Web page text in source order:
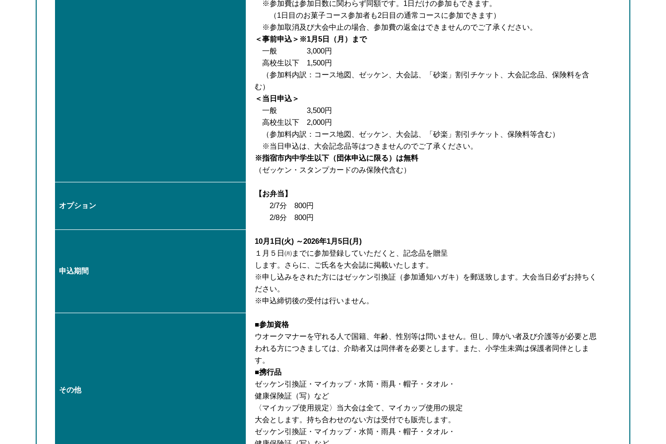
※参加費は参加日数に関わらず同額です。1日だけの参加もできます。
（1日目のお菓子コース参加者も2日目の通常コースに参加できます）
※参加取消及び大会中止の場合、参加費の返金はできませんのでご了承ください。
＜事前申込＞※1月5日（月）まで
一般 3,000円
高校生以下 1,500円
（参加料内訳：コース地図、ゼッケン、大会誌、「砂楽」割引チケット、大会記念品、保険料を含
む）
＜当日申込＞
一般 3,500円
高校生以下 2,000円
（参加料内訳：コース地図、ゼッケン、大会誌、「砂楽」割引チケット、保険料等含む）
※当日申込は、大会記念品等はつきませんのでご了承ください。
※指宿市内中学生以下（団体申込に限る）は無料
（ゼッケン・スタンプカードのみ保険代含む）
オプション
【お弁当】
2/7分 800円
2/8分 800円
申込期間
10月1日(火) ～2026年1月5日(月)
１月５日㈪までに参加登録していただくと、記念品を贈呈
します。さらに、ご氏名を大会誌に掲載いたします。
※申し込みをされた方にはゼッケン引換証（参加通知ハガキ）を郵送致します。大会当日必ずお持ちく
ださい。
※申込締切後の受付は行いません。
その他
■参加資格
ウオークマナーを守れる人で国籍、年齢、性別等は問いません。但し、障がい者及び介護等が必要と思
われる方につきましては、介助者又は同伴者を必要とします。また、小学生未満は保護者同伴としま
す。
■携行品
ゼッケン引換証・マイカップ・水筒・雨具・帽子・タオル・
健康保険証（写）など
〈マイカップ使用規定〉当大会は全て、マイカップ使用の規定
大会とします。持ち合わせのない方は受付でも販売します。
ゼッケン引換証・マイカップ・水筒・雨具・帽子・タオル・